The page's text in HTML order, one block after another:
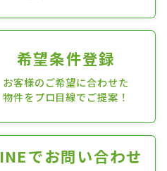
希望条件登録
お客様のご希望に合わせた
物件をプロ目線でご提案！
でお問い合わせ